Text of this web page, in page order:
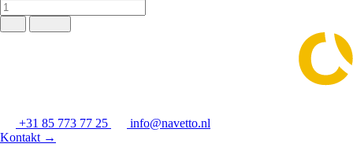
+31 85 773 77 25
info@navetto.nl
Kontakt →